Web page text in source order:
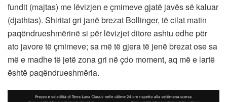
fundit (majtas) me lëvizjen e çmimeve gjatë javës së kaluar
(djathtas). Shiritat gri janë brezat Bollinger, të cilat matin
paqëndrueshmërinë si për lëvizjet ditore ashtu edhe për
ato javore të çmimeve; sa më të gjera të jenë brezat ose sa
më e madhe të jetë zona gri në çdo moment, aq më e lartë
është paqëndrueshmëria.